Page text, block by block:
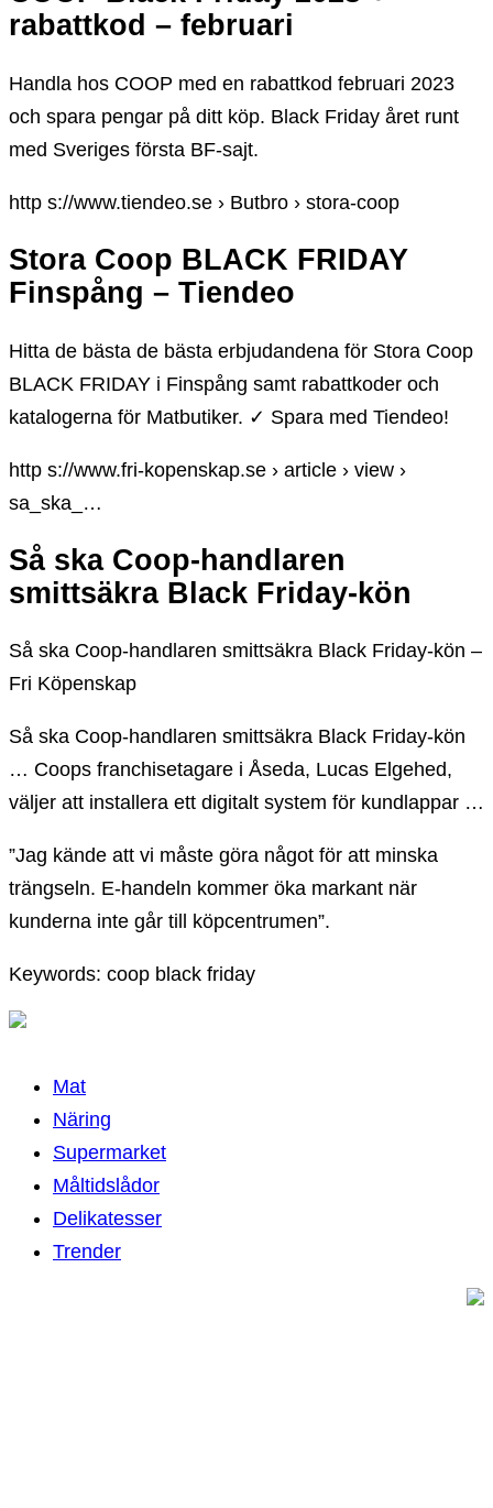
rabattkod – februari
Handla hos COOP med en rabattkod februari 2023
och spara pengar på ditt köp. Black Friday året runt
med Sveriges första BF-sajt.
http s://www.tiendeo.se › Butbro › stora-coop
Stora Coop BLACK FRIDAY
Finspång – Tiendeo
Hitta de bästa de bästa erbjudandena för Stora Coop
BLACK FRIDAY i Finspång samt rabattkoder och
katalogerna för Matbutiker. ✓ Spara med Tiendeo!
http s://www.fri-kopenskap.se › article › view ›
sa_ska_…
Så ska Coop-handlaren
smittsäkra Black Friday-kön
Så ska Coop-handlaren smittsäkra Black Friday-kön –
Fri Köpenskap
Så ska Coop-handlaren smittsäkra Black Friday-kön
… Coops franchisetagare i Åseda, Lucas Elgehed,
väljer att installera ett digitalt system för kundlappar …
”Jag kände att vi måste göra något för att minska
trängseln. E-handeln kommer öka markant när
kunderna inte går till köpcentrumen”.
Keywords: coop black friday
Mat
Näring
Supermarket
Måltidslådor
Delikatesser
Trender